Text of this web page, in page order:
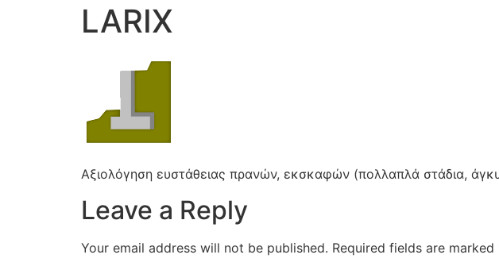
LARIX
Αξιολόγηση ευστάθειας πρανών, εκσκαφών (πολλαπλά στάδια,
Leave a Reply
Your email address will not be published. Required fields are marked